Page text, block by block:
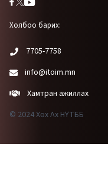
Холбоо барих:
7705-7758
info@itoim.mn
Хамтран ажиллах
© 2024 Хөх Ах НҮТББ